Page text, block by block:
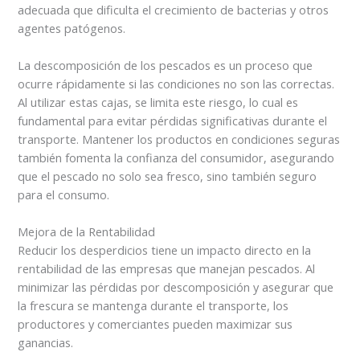
adecuada que dificulta el crecimiento de bacterias y otros
agentes patógenos.
La descomposición de los pescados es un proceso que
ocurre rápidamente si las condiciones no son las correctas.
Al utilizar estas cajas, se limita este riesgo, lo cual es
fundamental para evitar pérdidas significativas durante el
transporte. Mantener los productos en condiciones seguras
también fomenta la confianza del consumidor, asegurando
que el pescado no solo sea fresco, sino también seguro
para el consumo.
Mejora de la Rentabilidad
Reducir los desperdicios tiene un impacto directo en la
rentabilidad de las empresas que manejan pescados. Al
minimizar las pérdidas por descomposición y asegurar que
la frescura se mantenga durante el transporte, los
productores y comerciantes pueden maximizar sus
ganancias.